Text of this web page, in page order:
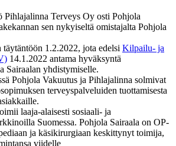
Pihlajalinna Terveys Oy osti Pohjola
sen nykyiseltä omistajalta Pohjola
1.2.2022, jota edelsi Kilpailu- ja
14.1.2022 antama hyväksyntä
Sairaalan yhdistymiselle.
Pohjola Vakuutus ja Pihlajalinna solmivat
terveyspalveluiden tuottamisesta
laaja-alaisesti sosiaali- ja
Suomessa. Pohjola Sairaala on OP-
ja käsikirurgiaan keskittynyt toimija,
viidelle